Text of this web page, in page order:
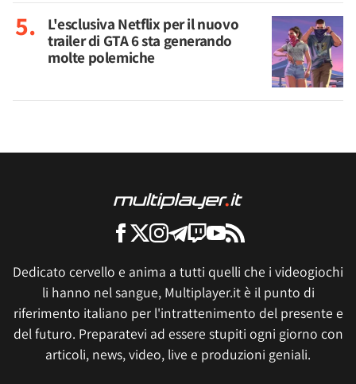
L'esclusiva Netflix per il nuovo
trailer di GTA 6 sta generando
molte polemiche
Dedicato cervello e anima a tutti quelli che i videogiochi
li hanno nel sangue, Multiplayer.it è il punto di
riferimento italiano per l'intrattenimento del presente e
del futuro. Preparatevi ad essere stupiti ogni giorno con
articoli, news, video, live e produzioni geniali.